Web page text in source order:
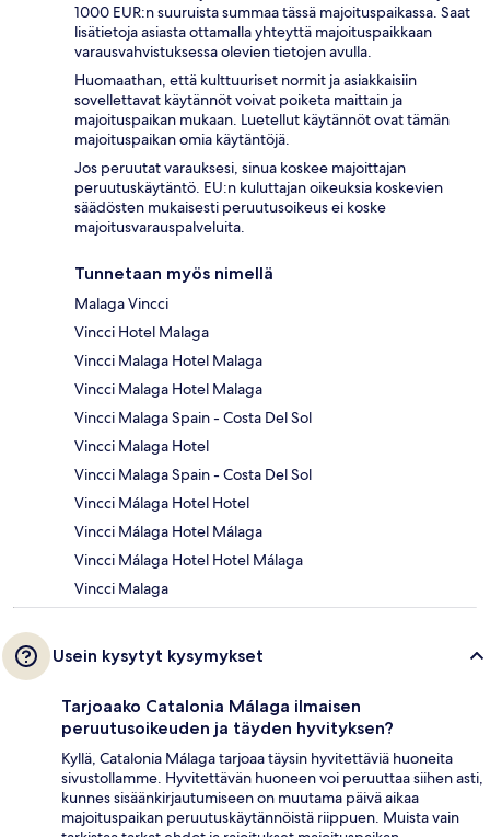
1000 EUR:n suuruista summaa tässä majoituspaikassa. Saat
lisätietoja asiasta ottamalla yhteyttä majoituspaikkaan
varausvahvistuksessa olevien tietojen avulla.
Huomaathan, että kulttuuriset normit ja asiakkaisiin
sovellettavat käytännöt voivat poiketa maittain ja
majoituspaikan mukaan. Luetellut käytännöt ovat tämän
majoituspaikan omia käytäntöjä.
Jos peruutat varauksesi, sinua koskee majoittajan
peruutuskäytäntö. EU:n kuluttajan oikeuksia koskevien
säädösten mukaisesti peruutusoikeus ei koske
majoitusvarauspalveluita.
Tunnetaan myös nimellä
Malaga Vincci
Vincci Hotel Malaga
Vincci Malaga Hotel Malaga
Vincci Malaga Hotel Malaga
Vincci Malaga Spain - Costa Del Sol
Vincci Malaga Hotel
Vincci Malaga Spain - Costa Del Sol
Vincci Málaga Hotel Hotel
Vincci Málaga Hotel Málaga
Vincci Málaga Hotel Hotel Málaga
Vincci Malaga
Usein kysytyt kysymykset
Tarjoaako Catalonia Málaga ilmaisen
peruutusoikeuden ja täyden hyvityksen?
Kyllä, Catalonia Málaga tarjoaa täysin hyvitettäviä huoneita
sivustollamme. Hyvitettävän huoneen voi peruuttaa siihen asti,
kunnes sisäänkirjautumiseen on muutama päivä aikaa
majoituspaikan peruutuskäytännöistä riippuen. Muista vain